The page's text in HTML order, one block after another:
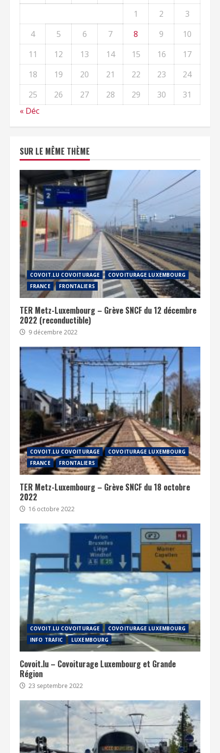
1 2
3
4
5 6 7 8 9
10
11
12 13 14 15 16
17
18
19 20 21 22 23
24
25
26 27 28 29 30
31
« Déc
SUR LE MÊME THÈME
COVOIT.LU COVOITURAGE
COVOITURAGE LUXEMBOURG
FRANCE
FRONTALIERS
TER Metz-Luxembourg – Grève SNCF du 12 décembre
2022 (reconductible)
9 décembre 2022
COVOIT.LU COVOITURAGE
COVOITURAGE LUXEMBOURG
FRANCE
FRONTALIERS
TER Metz-Luxembourg – Grève SNCF du 18 octobre
2022
16 octobre 2022
COVOIT.LU COVOITURAGE
COVOITURAGE LUXEMBOURG
INFO TRAFIC
LUXEMBOURG
Covoit.lu – Covoiturage Luxembourg et Grande
Région
23 septembre 2022